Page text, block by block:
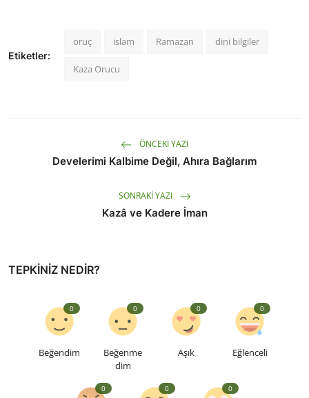
Etiketler:
oruç islam Ramazan dini bilgiler
Kaza Orucu
ÖNCEKI YAZI
Develerimi Kalbime Değil, Ahıra Bağlarım
SONRAKI YAZI
Kazâ ve Kadere İman
TEPKINIZ NEDIR?
Beğendim
0
Beğenme
dim
0
Aşık
0
Eğlenceli
0
0 0 0